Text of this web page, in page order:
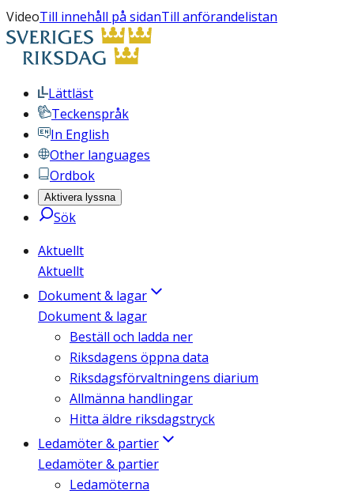
VideoTill innehåll på sidanTill anförandelistan
Lättläst
Teckenspråk
In English
Other languages
Ordbok
Aktivera lyssna
Sök
Aktuellt
Aktuellt
Dokument & lagar
Dokument & lagar
Beställ och ladda ner
Riksdagens öppna data
Riksdagsförvaltningens diarium
Allmänna handlingar
Hitta äldre riksdagstryck
Ledamöter & partier
Ledamöter & partier
Ledamöterna